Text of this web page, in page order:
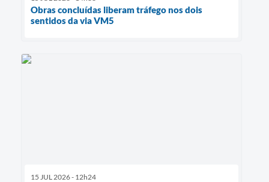
Obras concluídas liberam tráfego nos dois
sentidos da via VM5
15 JUL 2026 - 12h24